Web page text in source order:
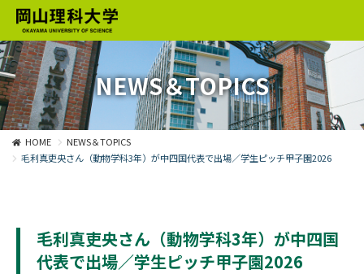
NEWS＆TOPICS
HOME
NEWS＆TOPICS
毛利真吏央さん（動物学科3年）が中四国代表で出場／学生ピッチ甲子園2026
毛利真吏央さん（動物学科3年）が中四国
代表で出場／学生ピッチ甲子園2026